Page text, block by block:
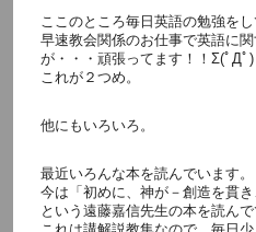
ここのところ毎日英語の勉強をし
早速教会関係のお仕事で英語に関
が・・・頑張ってます！！Σ(ﾟДﾟ)
これが２つめ。
他にもいろいろ。
最近いろんな本を読んでいます。
今は「初めに、神が－創造を貫き
という遠藤嘉信先生の本を読んで